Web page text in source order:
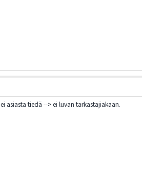
asiasta tiedä --> ei luvan tarkastajiakaan.